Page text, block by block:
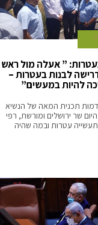
” אעלה מול ראש
לבנות בעטרות –
להיות במעשים”
תכנית המאה של הנשיא
שר ירושלים ומורשת, רפי
עטרות ובמה שהיה